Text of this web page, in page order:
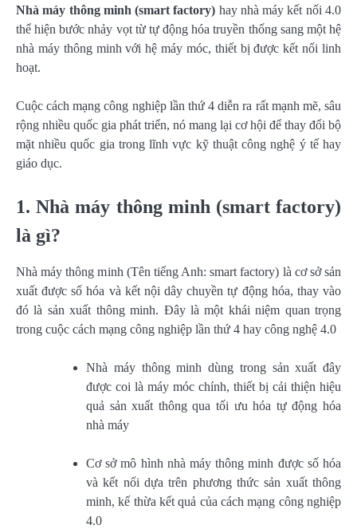
Nhà máy thông minh (smart factory) hay nhà máy kết nối 4.0
thể hiện bước nhảy vọt từ tự động hóa truyền thống sang một hệ
nhà máy thông minh với hệ máy móc, thiết bị được kết nối linh
hoạt.
Cuộc cách mạng công nghiệp lần thứ 4 diễn ra rất mạnh mẽ, sâu
rộng nhiều quốc gia phát triển, nó mang lại cơ hội để thay đổi bộ
mặt nhiều quốc gia trong lĩnh vực kỹ thuật công nghệ ý tế hay
giáo dục.
1. Nhà máy thông minh (smart factory)
là gì?
Nhà máy thông minh (Tên tiếng Anh: smart factory) là cơ sở sản
xuất được số hóa và kết nội dây chuyền tự động hóa, thay vào
đó là sản xuất thông minh. Đây là một khái niệm quan trọng
trong cuộc cách mạng công nghiệp lần thứ 4 hay công nghệ 4.0
Nhà máy thông minh dùng trong sản xuất đây
được coi là máy móc chính, thiết bị cải thiện hiệu
quả sản xuất thông qua tối ưu hóa tự động hóa
nhà máy
Cơ sở mô hình nhà máy thông minh được số hóa
và kết nối dựa trên phương thức sản xuất thông
minh, kế thừa kết quả của cách mạng công nghiệp
4.0